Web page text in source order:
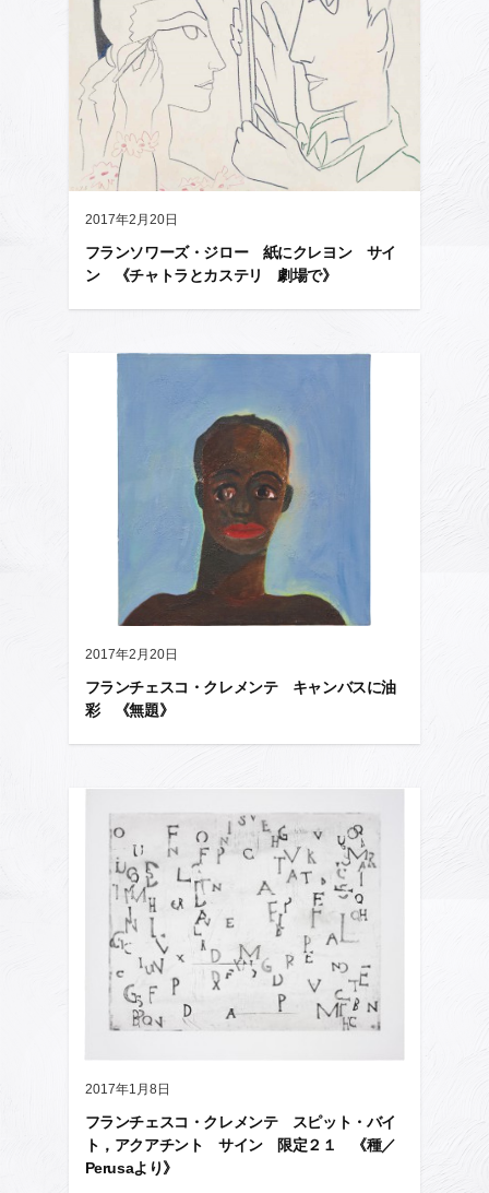
2017年2月20日
フランソワーズ・ジロー 紙にクレヨン サイ
ン 《チャトラとカステリ 劇場で》
2017年2月20日
フランチェスコ・クレメンテ キャンバスに油
彩 《無題》
2017年1月8日
フランチェスコ・クレメンテ スピット・バイ
ト，アクアチント サイン 限定２１ 《種／
Perusaより》